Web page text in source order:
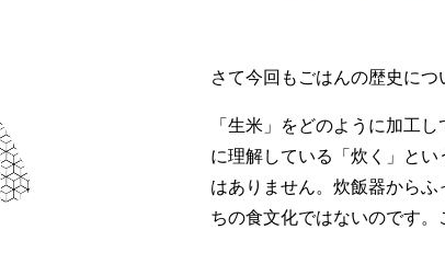
さて今回もごはんの歴史につ
「生米」をどのように加工
に理解している「炊く」と
はありません。炊飯器から
ちの食文化ではないのです。